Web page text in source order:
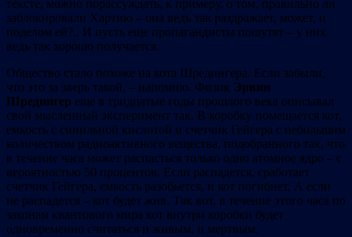
тексте, можно порассуждать, к примеру, о том, правильно ли
заблокировали Хартию – она ведь так раздражает, может, и
поделом ей?.. И пусть еще пропагандисты пошутят – у них
ведь так хорошо получается.
Общество стало похоже на кота Шредингера. Если забыли,
что это за зверь такой, – напомню. Физик Эрвин
Шредингер еще в тридцатые годы прошлого века описывал
свой мысленный эксперимент так. В коробку помещается кот,
емкость с синильной кислотой и счетчик Гейгера с небольшим
количеством радиоактивного вещества, подобранного так, что
в течение часа может распасться только одно атомное ядро – с
вероятностью 50 процентов. Если распадется, сработает
счетчик Гейгера, емкость разобьется, и кот погибнет. А если
не распадется – кот будет жив. Так вот, в течение этого часа по
законам квантового мира кот внутри коробки будет
одновременно считаться и живым, и мертвым.